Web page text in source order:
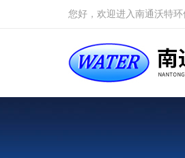
您好，欢迎进入南通沃特环